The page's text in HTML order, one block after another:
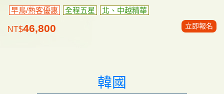
早鳥/熟客優惠 全程五星 北、中越精華
NT$46,800 立即報名
韓國